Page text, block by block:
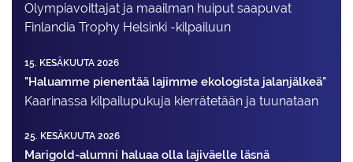
Olympiavoittajat ja maailman huiput saapuvat
Finlandia Trophy Helsinki -kilpailuun
15. KESÄKUUTA 2026
"Haluamme pienentää lajimme ekologista jalanjälkeä"
Kaarinassa kilpailupukuja kierrätetään ja tuunataan
25. KESÄKUUTA 2026
Marigold-alumni haluaa olla lajiväelle läsnä